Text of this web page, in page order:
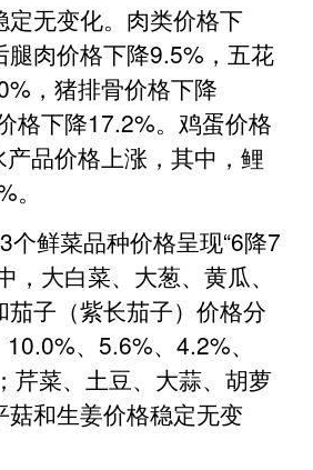
定无变化。肉类价格下
腿肉价格下降9.5%，五花
，猪排骨价格下降
格下降17.2%。鸡蛋价格
产品价格上涨，其中，鲤
个鲜菜品种价格呈现“6降7
，大白菜、大葱、黄瓜、
子（紫长茄子）价格分
、5.6%、4.2%、
芹菜、土豆、大蒜、胡萝
菇和生姜价格稳定无变